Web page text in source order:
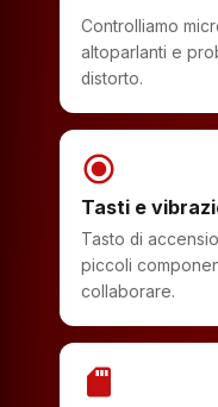
Controlliamo
altoparlanti e
distorto.
radio_button_checked
Tasti e
Tasto di
piccoli
collaborare.
sd_storage